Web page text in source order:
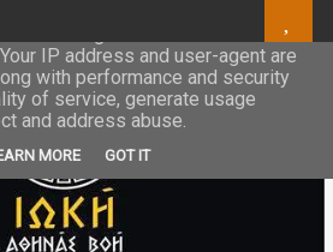
from Google to deliver its services
IP address and user-agent are
with performance and security
of service, generate usage
and address abuse.
MORE GOT IT